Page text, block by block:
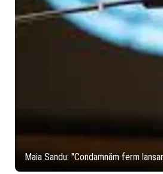
Maia Sandu: "Condamnăm ferm